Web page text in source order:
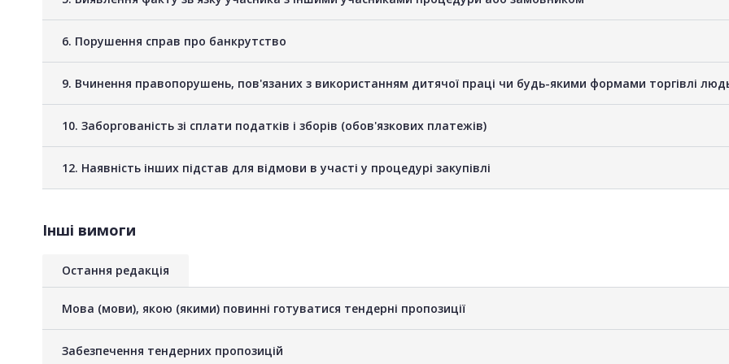
6. Порушення справ про банкрутство
9. Вчинення правопорушень, пов'язаних з використанням дитячої праці чи будь-якими формами торгівлі
10. Заборгованість зі сплати податків і зборів (обов'язкових платежів)
12. Наявність інших підстав для відмови в участі у процедурі закупівлі
Інші вимоги
Остання редакція
Мова (мови), якою (якими) повинні готуватися тендерні пропозиції
Забезпечення тендерних пропозицій